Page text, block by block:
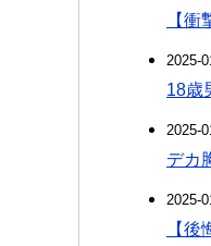
【
2025-
18歳
2025-
デカ
2025-
【